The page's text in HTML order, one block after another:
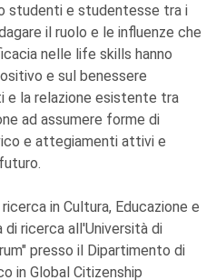
studenti e studentesse tra i
il ruolo e le influenze che
nelle life skills hanno
e sul benessere
la relazione esistente tra
ad assumere forme di
e attegiamenti attivi e
in Cultura, Educazione e
di ricerca all'Università di
presso il Dipartimento di
in Global Citizenship